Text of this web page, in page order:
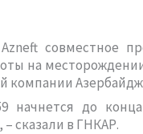
совместное
на
компании
начнется до
сказали в ГНКАР.